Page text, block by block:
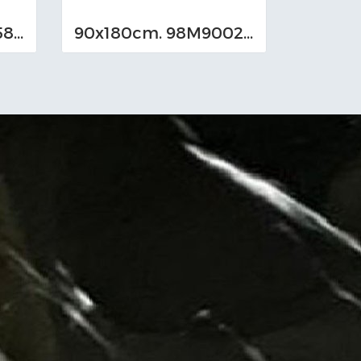
90x180cm. ST918658-Satin 90x180cm. 98M9002 A.B.C